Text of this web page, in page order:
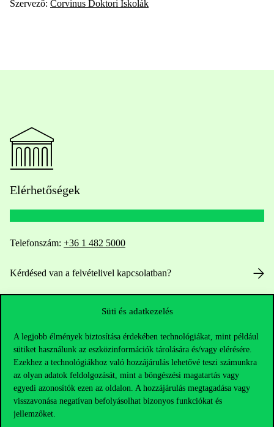
Süti és adatkezelés
A legjobb élmények biztosítása érdekében technológiákat, mint például
sütiket használunk az eszközinformációk tárolására és/vagy elérésére.
Ezekhez a technológiákhoz való hozzájárulás lehetővé teszi számunkra
az olyan adatok feldolgozását, mint a böngészési magatartás vagy
egyedi azonosítók ezen az oldalon. A hozzájárulás megtagadása vagy
visszavonása negatívan befolyásolhat bizonyos funkciókat és
jellemzőket.
Szervező: Corvinus Doktori Iskolák
Elérhetőségek
Telefonszám: +36 1 482 5000
Kérdésed van a felvételivel kapcsolatban?
HUB jelenlegi hallgatóinknak
Sajtó:press@uni-corvinus.hu